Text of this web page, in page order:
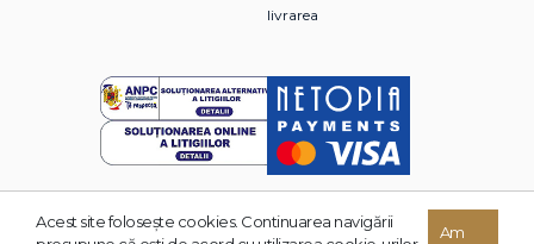
livrarea
© 2026 Grupul Editorial TREI. Toate drepturile rezervate.
Acest site foloseşte cookies. Continuarea navigării
Am